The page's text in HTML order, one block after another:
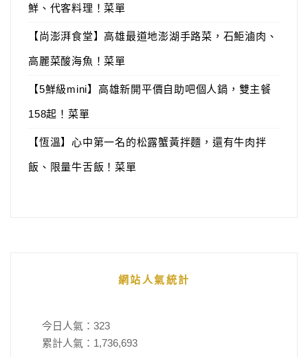
鮮、代客料理！菜單
【尚澎湃食堂】高雄最道地澎湖手路菜，石鮔滷肉、
高麗菜酸海魚！菜單
【5鮮級mini】高雄新開平價自助吧個人鍋，雙主餐
158起！菜單
【恆溫】心中第一名的松露蟹黃拌麵，還有牛肉拌
飯、限量牛舌飯！菜單
網站人氣統計
今日人氣： 323
累計人氣： 1,736,693